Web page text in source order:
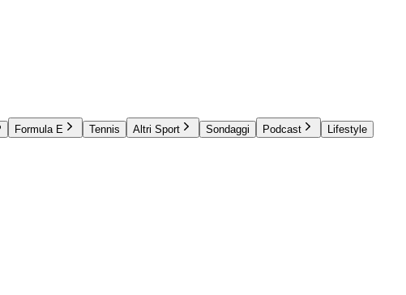
Formula E Tennis Altri Sport Sondaggi Podcast
Lifestyle